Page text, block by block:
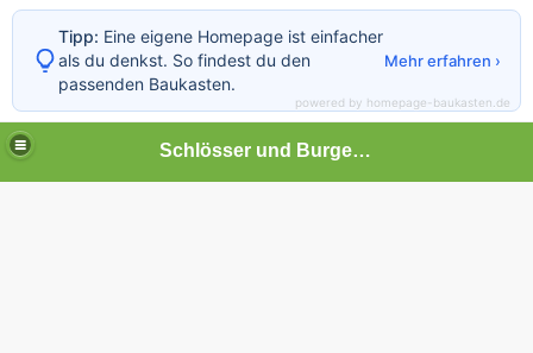
Schlösser und Burgen in Baden-Württemberg
Tipp: Eine eigene Homepage ist einfacher
als du denkst. So findest du den
passenden Baukasten.
Mehr erfahren ›
powered by homepage-baukasten.de